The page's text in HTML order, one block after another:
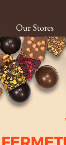
Our Stores